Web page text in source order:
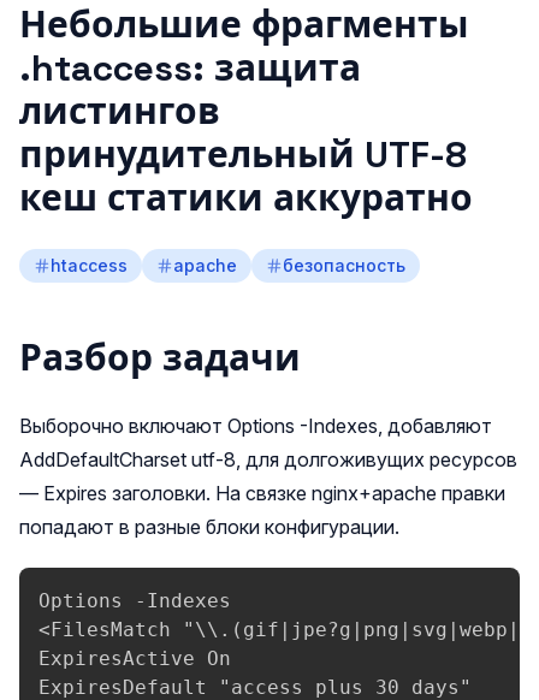
Небольшие фрагменты
.htaccess: защита
листингов
принудительный UTF-8
кеш статики аккуратно
htaccess apache безопасность
Разбор задачи
Выборочно включают Options -Indexes, добавляют
AddDefaultCharset utf-8, для долгоживущих ресурсов
— Expires заголовки. На связке nginx+apache правки
попадают в разные блоки конфигурации.
Options -Indexes
<FilesMatch
ExpiresActive On
ExpiresDefault "access plus 30 days"